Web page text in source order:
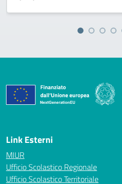
Link Esterni
MIUR
Ufficio Scolastico Regionale
Ufficio Scolastico Territoriale